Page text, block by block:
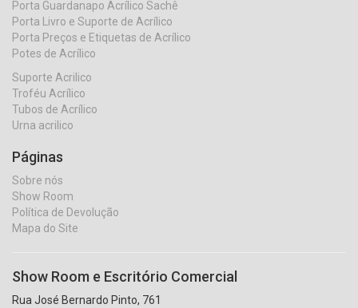
Porta Guardanapo Acrílico Sachê
Porta Livro e Suporte de Acrílico
Porta Preços e Etiquetas de Acrílico
Potes de Acrílico
Suporte Acrilico
Troféu Acrílico
Tubos de Acrílico
Urna acrilico
Páginas
Sobre nós
Show Room
Política de Devolução
Mapa do Site
Show Room e Escritório Comercial
Rua José Bernardo Pinto, 761